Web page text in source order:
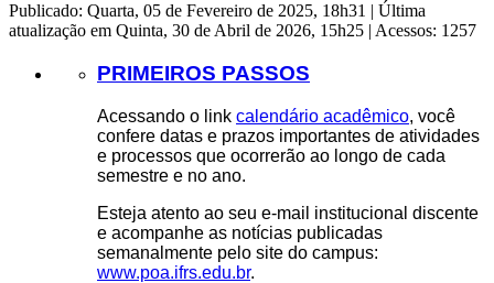
Publicado: Quarta, 05 de Fevereiro de 2025, 18h31 | Última
atualização em Quinta, 30 de Abril de 2026, 15h25 | Acessos: 1257
PRIMEIROS PASSOS
Acessando o link calendário acadêmico, você
confere datas e prazos importantes de atividades
e processos que ocorrerão ao longo de cada
semestre e no ano.
Esteja atento ao seu e-mail institucional discente
e acompanhe as notícias publicadas
semanalmente pelo site do campus:
www.poa.ifrs.edu.br.